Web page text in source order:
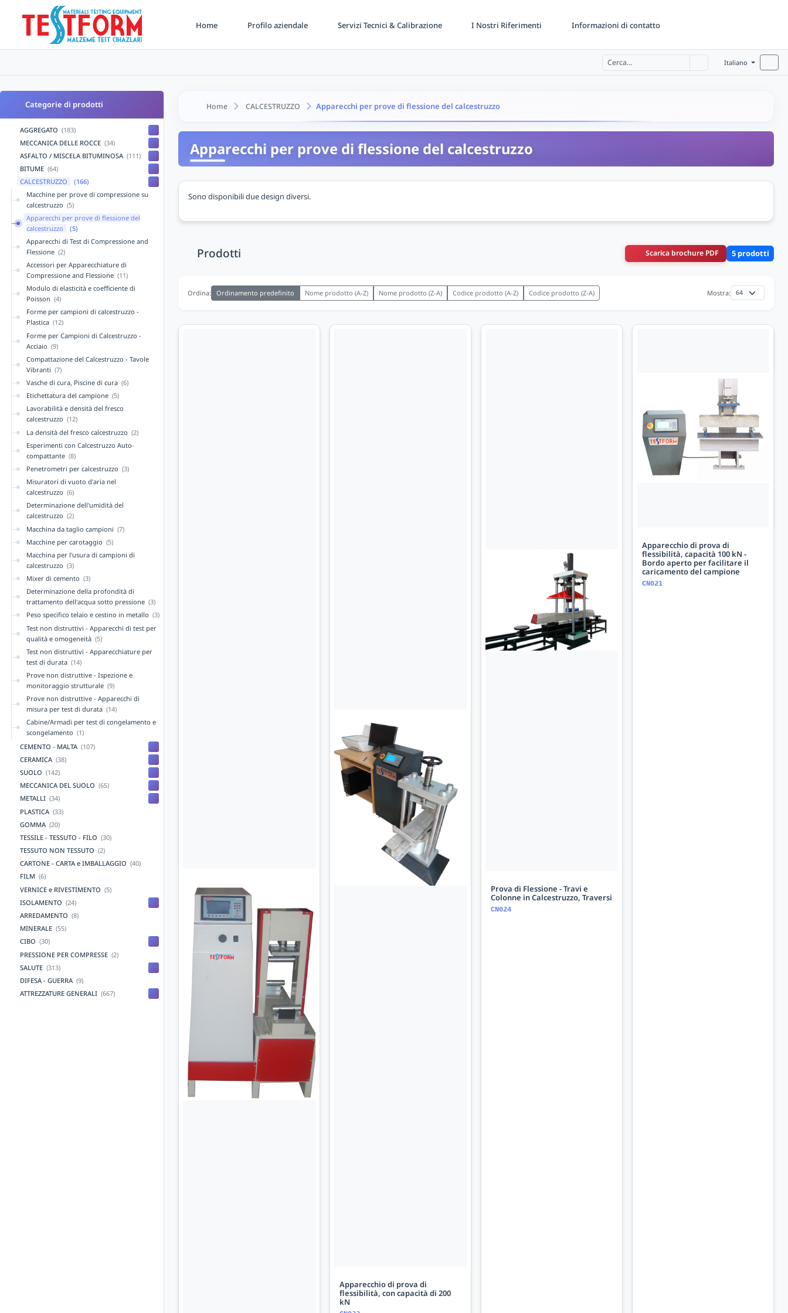
Home Profilo aziendale Servizi Tecnici & Calibrazione I Nostri Riferimenti Informazioni di contatto
Italiano
Categorie di prodotti
AGGREGATO (183)
MECCANICA DELLE ROCCE (34)
ASFALTO / MISCELA BITUMINOSA (111)
BITUME (64)
CALCESTRUZZO
(166)
Macchine per prove di compressione su
calcestruzzo (5)
Apparecchi per prove di flessione del
calcestruzzo
(5)
Apparecchi di Test di Compressione and
Flessione (2)
Accessori per Apparecchiature di
Compressione and Flessione (11)
Modulo di elasticità e coefficiente di
Poisson (4)
Forme per campioni di calcestruzzo -
Plastica (12)
Forme per Campioni di Calcestruzzo -
Acciaio (9)
Compattazione del Calcestruzzo - Tavole
Vibranti (7)
Vasche di cura, Piscine di cura (6)
Etichettatura del campione (5)
Lavorabilità e densità del fresco
calcestruzzo (12)
La densità del fresco calcestruzzo (2)
Esperimenti con Calcestruzzo Auto-
compattante (8)
Penetrometri per calcestruzzo (3)
Misuratori di vuoto d'aria nel
calcestruzzo (6)
Determinazione dell'umidità del
calcestruzzo (2)
Macchina da taglio campioni (7)
Macchine per carotaggio (5)
Macchina per l'usura di campioni di
calcestruzzo (3)
Mixer di cemento (3)
Determinazione della profondità di
trattamento dell'acqua sotto pressione (3)
Peso specifico telaio e cestino in metallo (3)
Test non distruttivi - Apparecchi di test per
qualità e omogeneità (5)
Test non distruttivi - Apparecchiature per
test di durata (14)
Prove non distruttive - Ispezione e
monitoraggio strutturale (9)
Prove non distruttive - Apparecchi di
misura per test di durata (14)
Cabine/Armadi per test di congelamento e
scongelamento (1)
CEMENTO - MALTA (107)
CERAMICA (38)
SUOLO (142)
MECCANICA DEL SUOLO (65)
METALLI (34)
PLASTICA (33)
GOMMA (20)
TESSILE - TESSUTO - FILO (30)
TESSUTO NON TESSUTO (2)
CARTONE - CARTA e IMBALLAGGIO (40)
FILM (6)
VERNICE e RIVESTIMENTO (5)
ISOLAMENTO (24)
ARREDAMENTO (8)
MINERALE (55)
CIBO (30)
PRESSIONE PER COMPRESSE (2)
SALUTE (313)
DIFESA - GUERRA (9)
ATTREZZATURE GENERALI (667)
Home CALCESTRUZZO Apparecchi per prove di flessione del calcestruzzo
Apparecchi per prove di flessione del calcestruzzo
Sono disponibili due design diversi.
Prodotti Scarica brochure PDF 5 prodotti
Ordina: Ordinamento predefinito Nome prodotto (A-Z) Nome prodotto (Z-A) Codice prodotto (A-Z) Codice prodotto (Z-A) Mostra:
Apparecchio di prova di
flessibilità, con capacità di 200
kN
Prova di Flessione - Travi e
Colonne in Calcestruzzo, Traversi
CN024
Apparecchio di prova di
flessibilità, capacità 100 kN -
Bordo aperto per facilitare il
caricamento del campione
CN021